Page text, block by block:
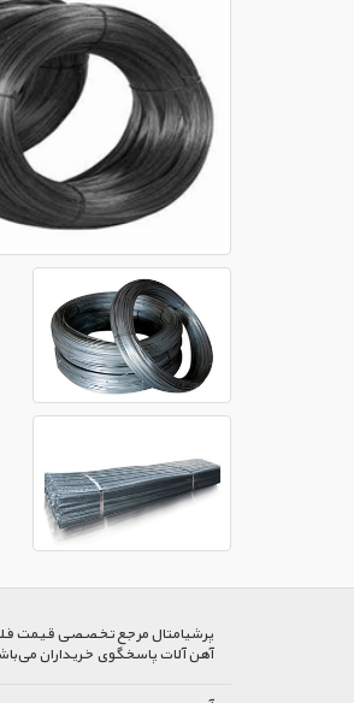
پرشیا‌متال مرجع تخصصی قیمت
آهن آلات پاسخگوی خریداران